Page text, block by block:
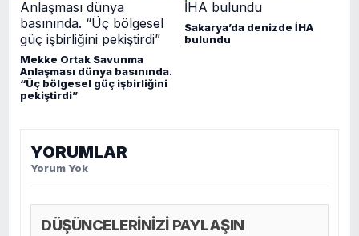
Mekke Ortak Savunma
Anlaşması dünya basınında.
“Üç bölgesel güç işbirliğini
pekiştirdi”
Sakarya’da denizde İHA
bulundu
YORUMLAR
Yorum Yok
DÜŞÜNCELERİNİZİ PAYLAŞIN